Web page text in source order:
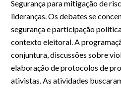
Segurança para mitigação de
lideranças. Os debates se
segurança e participação
contexto eleitoral. A
conjuntura, discussões sobre
elaboração de protocolos de
ativistas. As atividades